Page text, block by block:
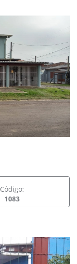
Código:
1083